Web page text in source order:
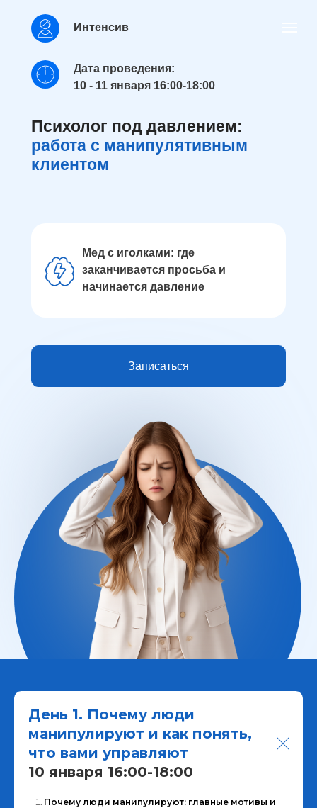
Мед с иголками: где
заканчивается просьба и
начинается давление
Записаться
Психолог под давлением:
работа с манипулятивным
клиентом
Интенсив
Дата проведения:
10 - 11 января 16:00-18:00
День 1. Почему люди
манипулируют и как понять,
что вами управляют
10 января 16:00-18:00
Почему люди манипулируют: главные мотивы и